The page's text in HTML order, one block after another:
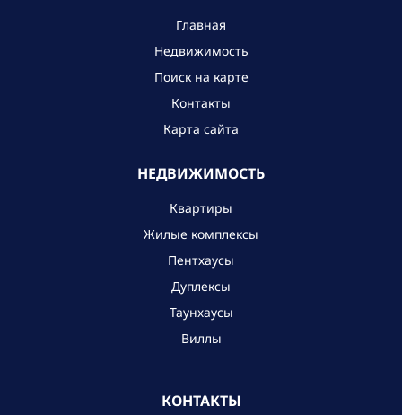
Главная
Недвижимость
Поиск на карте
Контакты
Карта сайта
НЕДВИЖИМОСТЬ
Квартиры
Жилые комплексы
Пентхаусы
Дуплексы
Таунхаусы
Виллы
КОНТАКТЫ